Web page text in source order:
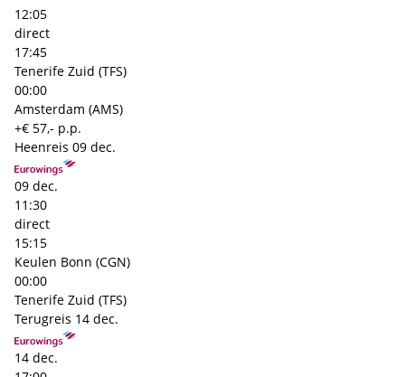
12:05
direct
17:45
Tenerife Zuid (TFS)
00:00
Amsterdam (AMS)
+€ 57,- p.p.
Heenreis 09 dec.
09 dec.
11:30
direct
15:15
Keulen Bonn (CGN)
00:00
Tenerife Zuid (TFS)
Terugreis 14 dec.
14 dec.